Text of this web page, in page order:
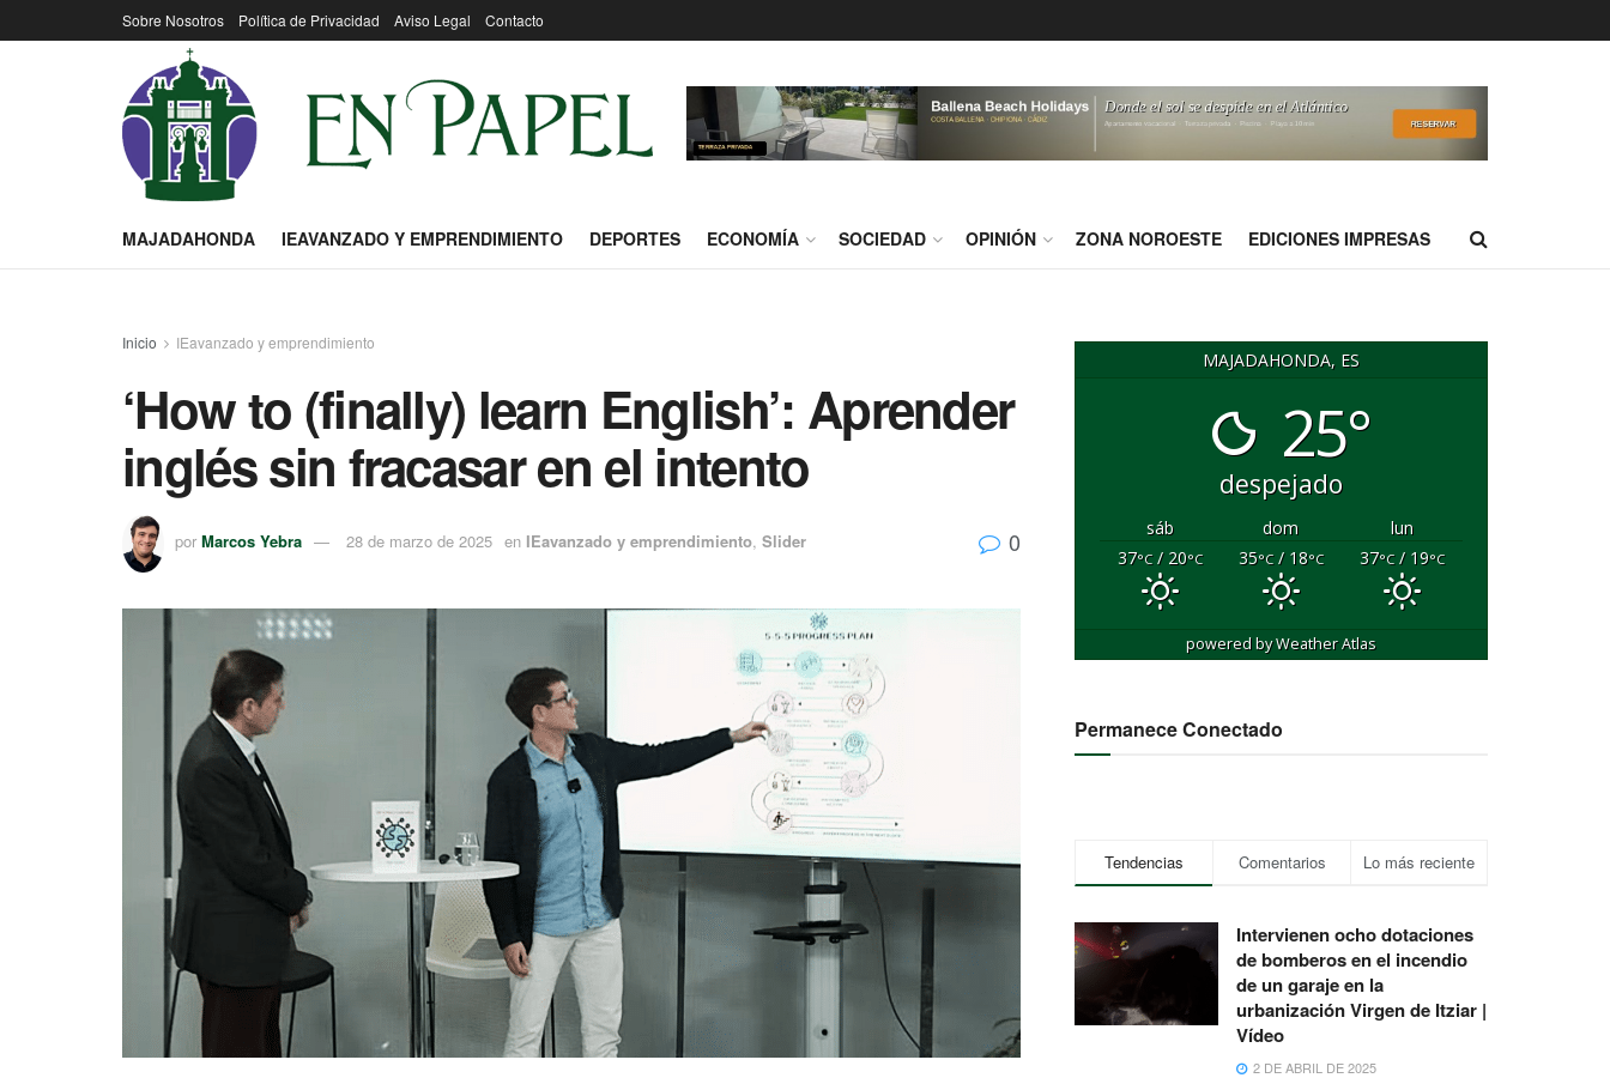
Sobre Nosotros Política de Privacidad Aviso Legal Contacto
MAJADAHONDA IEAVANZADO Y EMPRENDIMIENTO DEPORTES ECONOMÍA SOCIEDAD OPINIÓN ZONA NOROESTE EDICIONES IMPRESAS
Inicio IEavanzado y emprendimiento
‘How to (finally) learn English’: Aprender
inglés sin fracasar en el intento
por Marcos Yebra 28 de marzo de 2025 en IEavanzado y emprendimiento, Slider 0
MAJADAHONDA, ES
25°
despejado
sáb dom
lun
37°C/ 20°C 35°C/ 18°C 37°C/ 19°C
powered byWeather Atlas
Permanece Conectado
Tendencias Comentarios Lo más reciente
Intervienen ocho dotaciones
de bomberos en el incendio
de un garaje en la
urbanización Virgen de Itziar |
Vídeo
2 DE ABRIL DE 2025